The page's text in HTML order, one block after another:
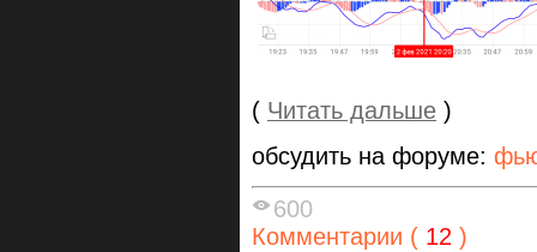
( Читать дальше )
обсудить на форуме:
600
Комментарии ( 12 )